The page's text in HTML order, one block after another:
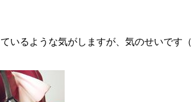
いるような気がしますが、気のせいです